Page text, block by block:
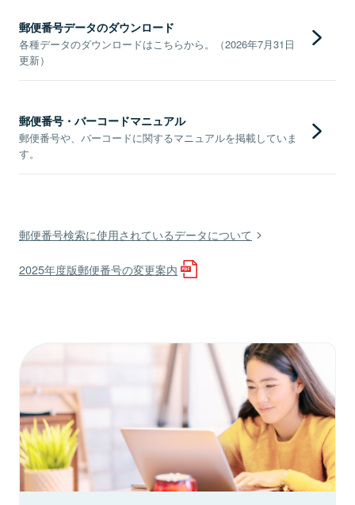
郵便番号データのダウンロード
各種データのダウンロードはこちらから。（2026年7月31日
更新）
郵便番号・バーコードマニュアル
郵便番号や、バーコードに関するマニュアルを掲載していま
す。
郵便番号検索に使用されているデータについて
2025年度版郵便番号の変更案内